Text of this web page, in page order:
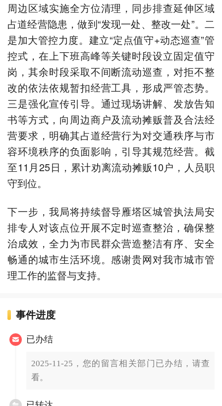
周边区域实施全方位清理，同步排查延伸区域
占道经营隐患，做到“发现一处、整改一处”。二
是加大管控力度。建立“定点值守+动态巡查”管
控式，在上下班高峰等关键时段设立固定值守
岗，其余时段采取不间断流动巡查，对拒不整
改的依法依规暂扣经营工具，形成严管态势。
三是强化宣传引导。通过现场讲解、发放告知
书等方式，向周边商户及流动摊贩普及合法经
营要求，明确其占道经营行为对交通秩序与市
容环境秩序的负面影响，引导其规范经营。截
至11月25日，累计劝离流动摊贩10户，人员职
守到位。
下一步，我局将持续督导雁塔区城管执法局安
排专人对该点位开展不定时巡查整治，确保整
治成效，全力为市民群众营造整洁有序、安全
畅通的城市生活环境。感谢贵网对我市城市管
理工作的监督与支持。
事件进度
已办结
2025-11-25，您的留言相关部门已办结，请查
看。